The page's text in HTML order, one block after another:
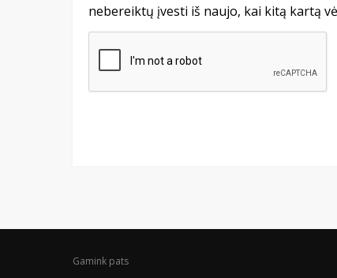
nebereiktų įvesti iš naujo, kai kitą kartą
Gamink pats